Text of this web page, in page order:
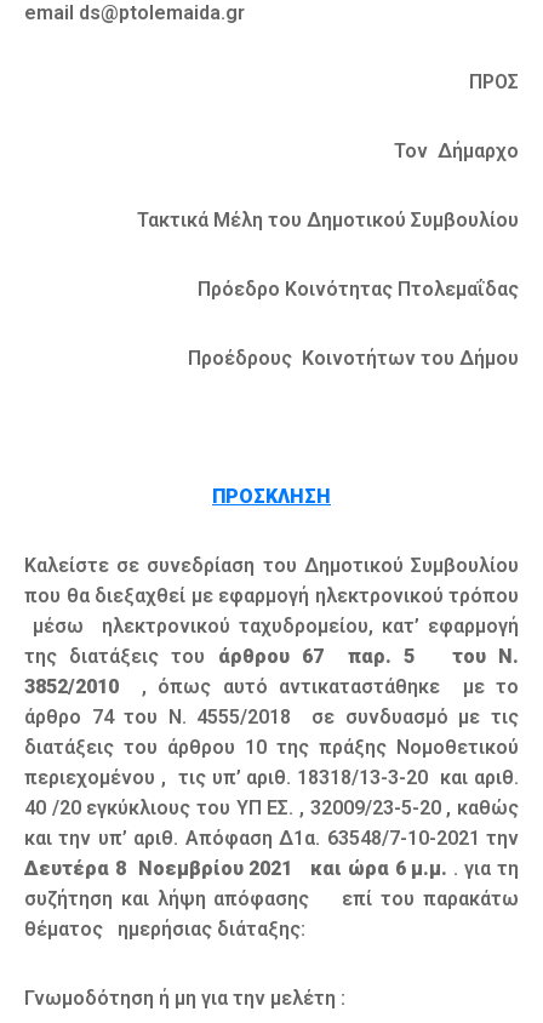
email ds@ptolemaida.gr
ΠΡΟΣ
Τον Δήμαρχο
Τακτικά Μέλη του Δημοτικού Συμβουλίου
Πρόεδρο Κοινότητας Πτολεμαΐδας
Προέδρους Κοινοτήτων του Δήμου
ΠΡΟΣΚΛΗΣΗ
Καλείστε σε συνεδρίαση του Δημοτικού Συμβουλίου
που θα διεξαχθεί με εφαρμογή ηλεκτρονικού τρόπου
μέσω ηλεκτρονικού ταχυδρομείου, κατ’ εφαρμογή
της διατάξεις του άρθρου 67παρ. 5 του Ν.
3852/2010 , όπως αυτό αντικαταστάθηκε με το
άρθρο 74 του Ν. 4555/2018 σε συνδυασμό με τις
διατάξεις του άρθρου 10 της πράξης Νομοθετικού
περιεχομένου , τις υπ’ αριθ. 18318/13-3-20 και αριθ.
40 /20 εγκύκλιους του ΥΠ ΕΣ. , 32009/23-5-20 , καθώς
και την υπ’ αριθ. Απόφαση Δ1α. 63548/7-10-2021 την
Δευτέρα 8 Νοεμβρίου 2021 και ώρα 6 μ.μ. . για τη
συζήτηση και λήψη απόφασης επί του παρακάτω
θέματος ημερήσιας διάταξης:
Γνωμοδότηση ή μη για την μελέτη :